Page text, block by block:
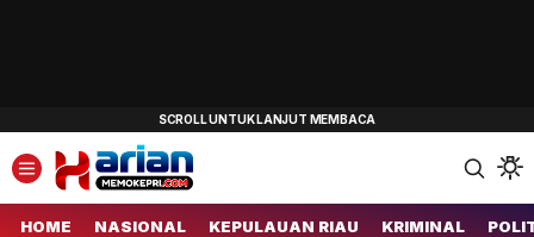
HOME NASIONAL KEPULAUAN RIAU KRIMINAL